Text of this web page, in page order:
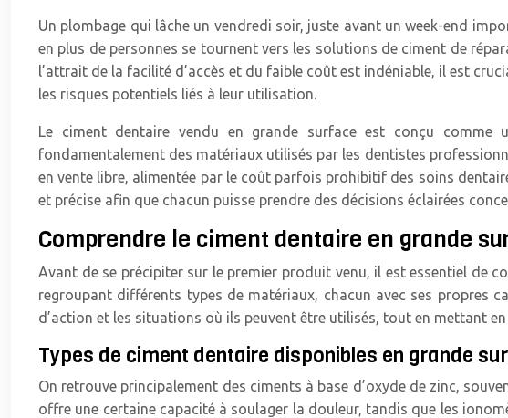
Un plombage qui lâche un vendredi soir, juste avant un week-end
en plus de personnes se tournent vers les solutions de ciment de
l’attrait de la facilité d’accès et du faible coût est indéniable, il est
les risques potentiels liés à leur utilisation.
Le ciment dentaire vendu en grande surface est conçu comme
fondamentalement des matériaux utilisés par les dentistes
en vente libre, alimentée par le coût parfois prohibitif des soins
et précise afin que chacun puisse prendre des décisions éclairées
Comprendre le ciment dentaire en grande
Avant de se précipiter sur le premier produit venu, il est essentiel de
regroupant différents types de matériaux, chacun avec ses propres
d’action et les situations où ils peuvent être utilisés, tout en mettant
Types de ciment dentaire disponibles en grande
On retrouve principalement des ciments à base d’oxyde de zinc,
offre une certaine capacité à soulager la douleur, tandis que les